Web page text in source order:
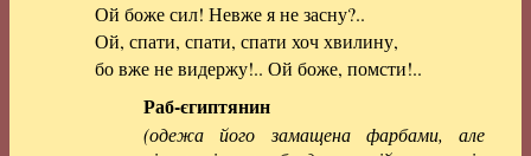
Ой боже сил! Невже я не засну?..
Ой, спати, спати, спати хоч хвилину,
бо вже не видержу!.. Ой боже, помсти!..
Раб-єгиптянин
(одежа його замащена фарбами, але